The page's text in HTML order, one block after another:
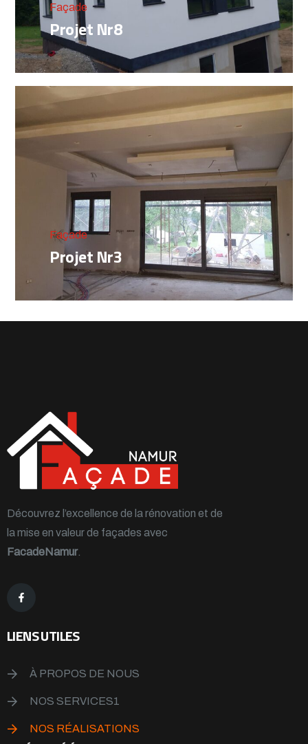
Façade
Projet Nr8
Façade
Projet Nr3
Découvrez l’excellence de la rénovation et de
la mise en valeur de façades avec
FacadeNamur.
LIENS UTILES
À PROPOS DE NOUS
NOS SERVICES1
NOS RÉALISATIONS